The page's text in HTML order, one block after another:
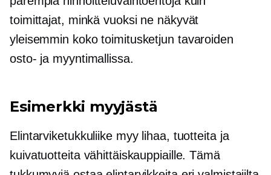
toimittajat, minkä vuoksi ne näkyvät
yleisemmin koko toimitusketjun tavaroiden
osto- ja myyntimallissa.
Esimerkki myyjästä
Elintarviketukkuliike myy lihaa, tuotteita ja
kuivatuotteita vähittäiskauppiaille. Tämä